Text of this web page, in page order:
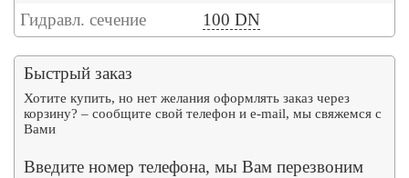
Гидравл. сечение
100 DN
Быстрый заказ
Хотите купить, но нет желания оформлять заказ через
корзину? – сообщите свой телефон и e-mail, мы свяжемся с
Вами
Введите номер телефона, мы Вам перезвоним